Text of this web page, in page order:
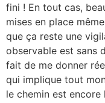
fini ! En tout cas,
mises en place
que ça reste une
observable est sans
fait de me donner
qui implique tout
le chemin est encore